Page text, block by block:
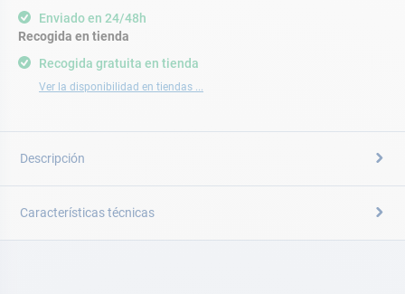
Enviado en 24/48h
Recogida gratuita en tienda
Ver la disponibilidad en tiendas ...
Recogida en tienda
Descripción
Características técnicas